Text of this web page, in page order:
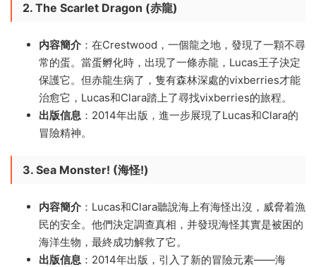
2. The Scarlet Dragon (赤龍)
内容簡介 ：在Crestwood，一個龍之地，發現了一顆不尋
常的蛋。當蛋孵化時，出現了一條赤龍，Lucas王子決定
保護它。但赤龍生病了，隻有森林深處的vixberries才能
治愈它，Lucas和Clara踏上了尋找vixberries的旅程。
出版信息 ：2014年出版，進一步展現了Lucas和Clara的
冒險精神。
3. Sea Monster! (海怪!)
内容簡介 ：Lucas和Clara聽說海上有海怪出沒，威脅着漁
民的安全。他們決定調查真相，并發現海怪其實是被困的
海洋生物，最終成功解救了它。
出版信息 ：2014年出版，引入了新的冒險元素——海